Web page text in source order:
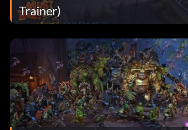
Trainer)